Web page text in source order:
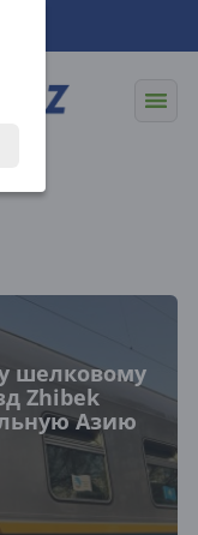
шелковому
Zhibek
Азию